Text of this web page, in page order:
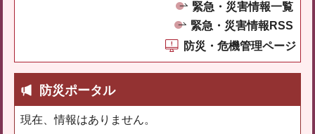
緊急・災害情報一覧
緊急・災害情報RSS
防災・危機管理ページ
防災ポータル
現在、情報はありません。